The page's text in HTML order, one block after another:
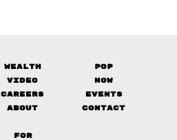
Wealth
Pop
Video
Now
Careers
Events
About Contact
FOR